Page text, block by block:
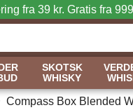
fra 39 kr. Gratis fra
SKOTSK
WHISKY
Compass Box Blended